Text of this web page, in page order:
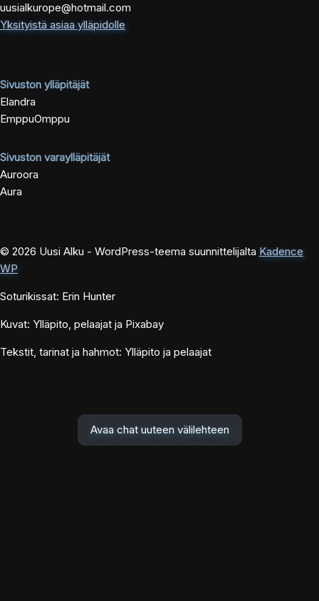
uusialkurope@hotmail.com
Yksityistä asiaa ylläpidolle
Sivuston ylläpitäjät
Elandra
EmppuOmppu
Sivuston varaylläpitäjät
Auroora
Aura
© 2026 Uusi Alku - WordPress-teema suunnittelijalta Kadence
WP
Soturikissat: Erin Hunter
Kuvat: Ylläpito, pelaajat ja Pixabay
Tekstit, tarinat ja hahmot: Ylläpito ja pelaajat
Avaa chat uuteen välilehteen